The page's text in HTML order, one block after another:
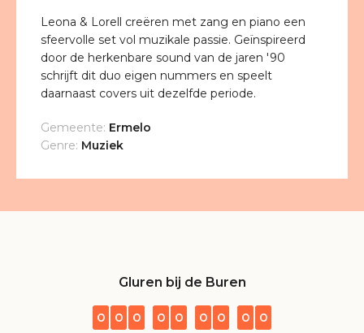
Leona & Lorell creëren met zang en piano een
sfeervolle set vol muzikale passie. Geïnspireerd
door de herkenbare sound van de jaren '90
schrijft dit duo eigen nummers en speelt
daarnaast covers uit dezelfde periode.
Gemeente: Ermelo
Genre: Muziek
Gluren bij de Buren
0 0 0 0 0 0 0 0 0